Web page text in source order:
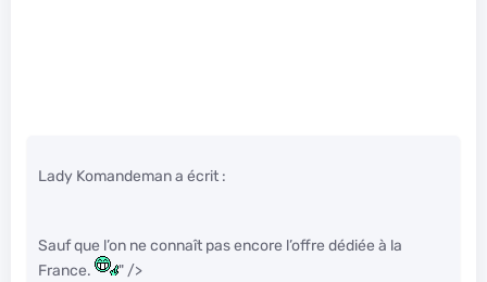
Lady Komandeman a écrit :
Sauf que l’on ne connaît pas encore l’offre dédiée à la
France.
" />